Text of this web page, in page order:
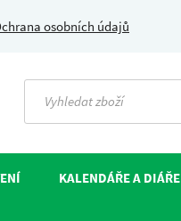
osobních údajů
KALENDÁŘE A DIÁŘE